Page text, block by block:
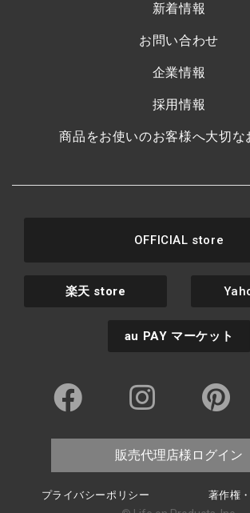
新着情報
お問い合わせ
企業情報
採用情報
商品をお使いのお客様へ大切な
OFFICIAL store
楽天 store
au PAY マーケット
販売代理店様ログイン
プライバシーポリシー 著作権